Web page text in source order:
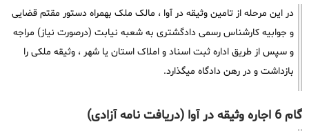
در این مرحله از تامین وثیقه در آوا ، مالک ملک بهمراه دستور مقتم قضایی
و جوابیه کارشناس رسمی دادگشتری به شعبه نیابت (درصورت نیاز) مراجه
و سپس از طریق اداره ثبت اسناد و املاک استان یا شهر ، وثیقه ملکی را
بازداشت و در رهن دادگاه میگذارد.
گام 6 اجاره وثیقه در آوا (دریافت نامه آزادی)